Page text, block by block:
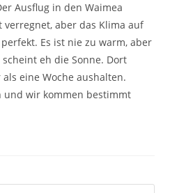
Ausflug in den Waimea
aber das Klima auf
Es ist nie zu warm, aber
eh die Sonne. Dort
eine Woche aushalten.
und wir kommen bestimmt